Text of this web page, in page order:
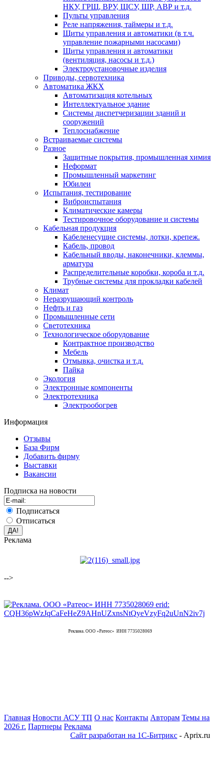
НКУ, ГРЩ, ВРУ, ЩСУ, ШР, АВР и т.д.
Пульты управления
Реле напряжения, таймеры и т.д.
Щиты управления и автоматики (в т.ч.
управление пожарными насосами)
Щиты управления и автоматики
(вентиляция, насосы и т.д.)
Электроустановочные изделия
Приводы, сервотехника
Автоматика ЖКХ
Автоматизация котельных
Интеллектуальное здание
Системы диспетчеризации зданий и
сооружений
Теплоснабжение
Встраиваемые системы
Разное
Защитные покрытия, промышленная химия
Неформат
Промышленный маркетинг
Юбилеи
Испытания, тестирование
Виброиспытания
Климатические камеры
Тестировочное оборудование и системы
Кабельная продукция
Кабеленесущие системы, лотки, крепеж.
Кабель, провод
Кабельный вводы, наконечники, клеммы,
арматура
Распределительные коробки, короба и т.д.
Трубные системы для прокладки кабелей
Климат
Неразрушающий контроль
Нефть и газ
Промышленные сети
Светотехника
Технологическое оборудование
Контрактное производство
Мебель
Отмывка, очистка и т.д.
Пайка
Экология
Электронные компоненты
Электротехника
Электрообогрев
Информация
Отзывы
База Фирм
Добавить фирму
Выставки
Вакансии
Подписка на новости
Подписаться
Отписаться
Реклама
-->
Реклама. ООО «Ратеос» ИНН 7735028069
Главная Новости АСУ ТП О нас Контакты Авторам Темы на
2026 г. Партнеры Реклама
Сайт разработан на 1С-Битрикс - Aprix.ru